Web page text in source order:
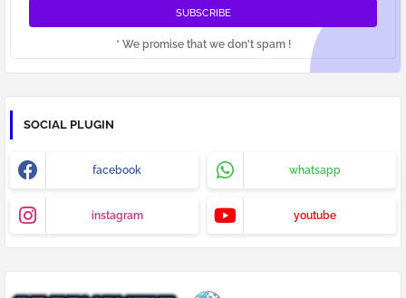
* We promise that we don't spam !
SOCIAL PLUGIN
facebook whatsapp
instagram youtube